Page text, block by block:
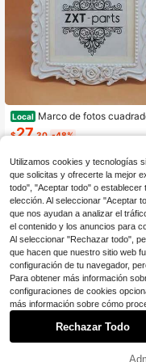
Local Marco de fotos
x5 con borde negro y dorado.
o de fotos hecho a mano de
gro. Estilo europeo adecuado
ared o escritorio. Para foto
con paspartú. Para foto de
paspartú.
$27.30 -48%
Utilizamos cookies y tecnologías
que solicitas y ofrecerte la mejor
todo", "Aceptar todo" o establecer
elección. Al seleccionar "Aceptar
que nos ayudan a analizar el
el contenido y los anuncios para
Al seleccionar "Rechazar todo",
que hacen que nuestro sitio web
configuración de tu navegador,
Para obtener más información
configuraciones de cookies
más información sobre cómo
Rechazar Todo